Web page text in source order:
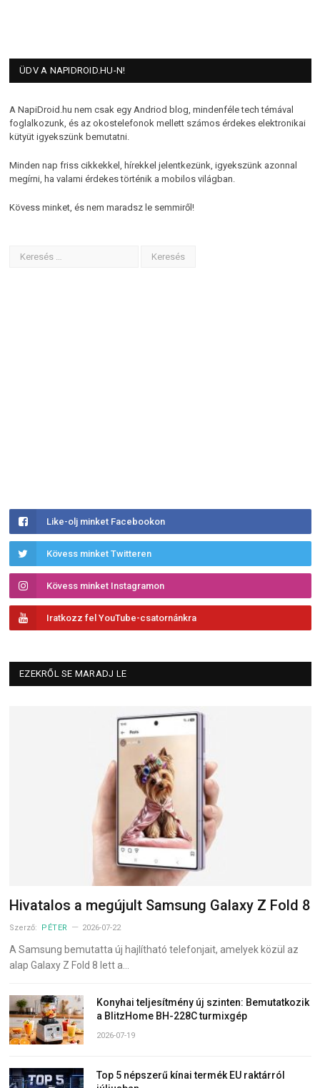
ÜDV A NAPIDROID.HU-N!
A NapiDroid.hu nem csak egy Andriod blog, mindenféle tech témával
foglalkozunk, és az okostelefonok mellett számos érdekes elektronikai
kütyüt igyekszünk bemutatni.
Minden nap friss cikkekkel, hírekkel jelentkezünk, igyekszünk azonnal
megírni, ha valami érdekes történik a mobilos világban.
Kövess minket, és nem maradsz le semmiről!
Like-olj minket Facebookon
Kövess minket Twitteren
Kövess minket Instagramon
Iratkozz fel YouTube-csatornánkra
EZEKRŐL SE MARADJ LE
Hivatalos a megújult Samsung Galaxy Z Fold 8
Szerző: PÉTER 2026-07-22
A Samsung bemutatta új hajlítható telefonjait, amelyek közül az
alap Galaxy Z Fold 8 lett a…
Konyhai teljesítmény új szinten: Bemutatkozik
a BlitzHome BH-228C turmixgép
2026-07-19
Top 5 népszerű kínai termék EU raktárról